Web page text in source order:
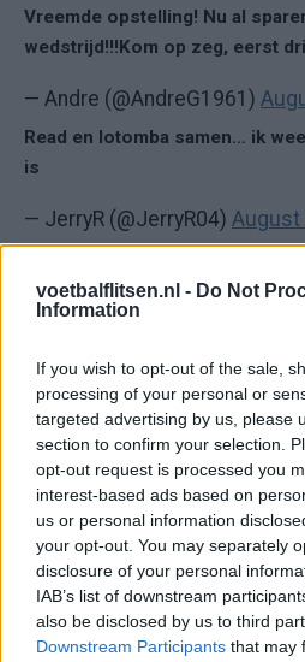
voetbalflitsen.nl - Do Not
Information
If you wish to opt-out of the sale,
processing of your personal or
targeted advertising by us, please
section to confirm your selection.
opt-out request is processed you
interest-based ads based on
us or personal information
your opt-out. You may separately
disclosure of your personal
IAB’s list of downstream
also be disclosed by us to third
Downstream Participants that may
Vreemde opstelling! Nu al
wedstrijd!!!Kom op zeg, eerst
— Andre (@AndreG1961)
Read en lotomba samen… ik
is
— JerryR (@JerryR04) August
geblesseerd en ben je de
August 9, 2025
Waarom speelt Timber eigenlijk
beter dan Targhalline
— 𝐄𝐥 𝐜𝐚𝐫𝐧𝐢𝐜𝐞𝐫𝐨™
Dit zijn de belangrijkste spelers die
NAC Breda hebben gespeeld.
Feyenoord PSV